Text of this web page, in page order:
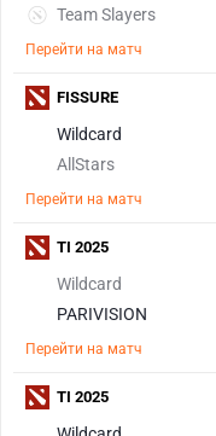
Team Slayers
Перейти на матч
Wildcard
AllStars
Перейти на матч
FISSURE
Wildcard
PARIVISION
Перейти на матч
TI 2025
TI 2025